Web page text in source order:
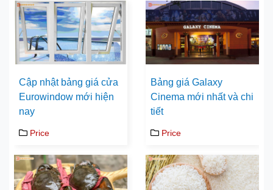
Cập nhật bảng giá cửa
Eurowindow mới hiện
nay
Price
Bảng giá Galaxy
Cinema mới nhất và chi
tiết
Price